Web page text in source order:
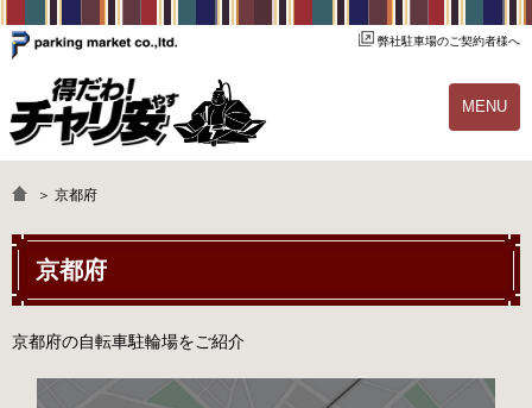
弊社駐車場のご契約者様へ
MENU
よくあるご質問 駐輪場オーナー様へ
＞ 京都府
京都府
京都府の自転車駐輪場をご紹介